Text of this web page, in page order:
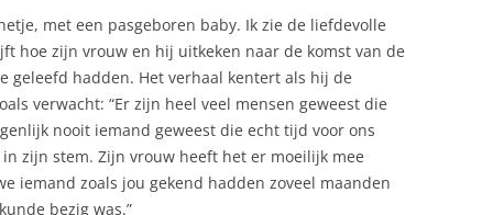
met een pasgeboren baby. Ik zie de liefdevolle
hoe zijn vrouw en hij uitkeken naar de komst van de
geleefd hadden. Het verhaal kentert als hij de
verwacht: “Er zijn heel veel mensen geweest die
nooit iemand geweest die echt tijd voor ons
zijn stem. Zijn vrouw heeft het er moeilijk mee
iemand zoals jou gekend hadden zoveel maanden
bezig was.”